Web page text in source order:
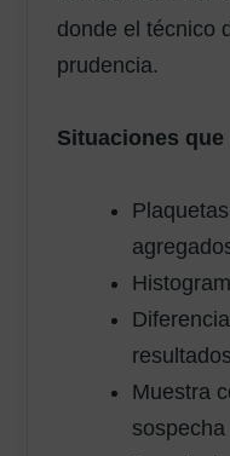
donde el técnico
prudencia.
Situaciones
Muestra